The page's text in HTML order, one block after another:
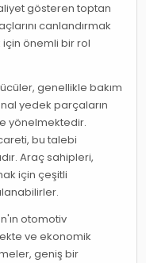
gösteren toptan
canlandırmak
önemli bir rol
genellikle bakım
yedek parçaların
yönelmektedir.
bu talebi
Araç sahipleri,
için çeşitli
otomotiv
ve ekonomik
geniş bir